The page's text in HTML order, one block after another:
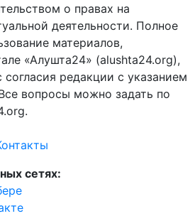
о правах на
деятельности. Полное
материалов,
«Алушта24» (alushta24.org),
согласия редакции с указанием
вопросы можно задать по
сетях: